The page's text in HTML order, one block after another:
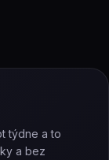
týdne a to
a bez